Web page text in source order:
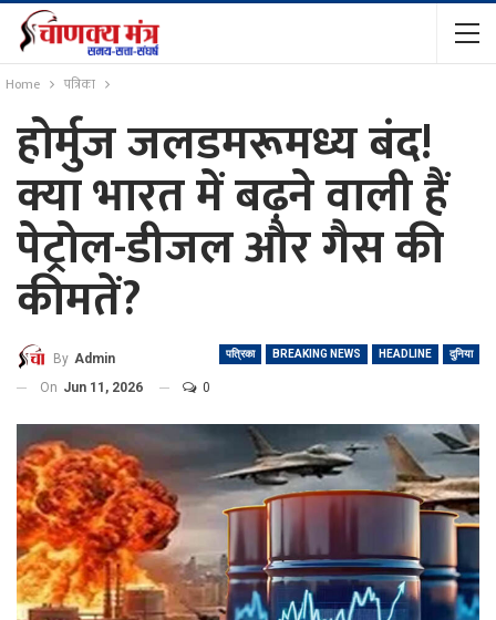
Home पत्रिका
होर्मुज जलडमरूमध्य बंद!
क्या भारत में बढ़ने वाली हैं
पेट्रोल-डीजल और गैस की
कीमतें?
पत्रिका BREAKING NEWS HEADLINE दुनिया
By Admin
On Jun 11, 2026 0